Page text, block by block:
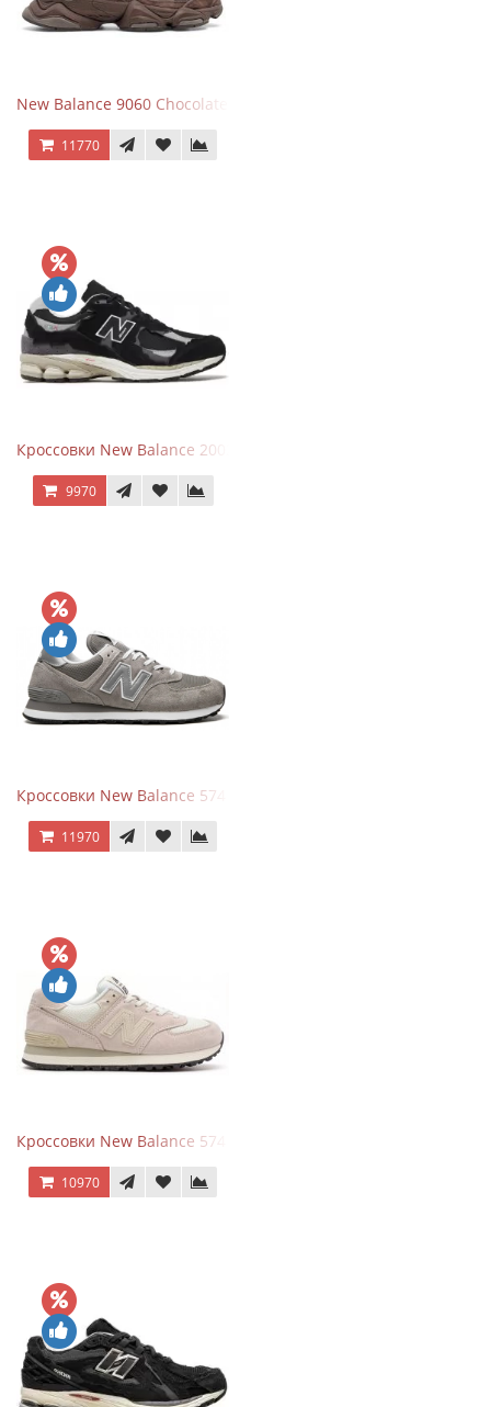
New Balance 9060 Chocolate Brown
11770
Кроссовки New Balance 2002R Protection Pack Black Grey
9970
Кроссовки New Balance 574 Grey White Silver
11970
Кроссовки New Balance 574 Light Grey Pink
10970